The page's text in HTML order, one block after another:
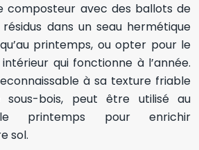
composteur avec des ballots de
dans un seau hermétique
printemps, ou opter pour le
qui fonctionne à l’année.
à sa texture friable
bois, peut être utilisé au
printemps pour enrichir
sol.